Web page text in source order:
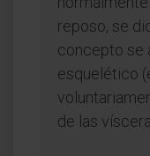
reposo, se
concepto se
esquelético
de las